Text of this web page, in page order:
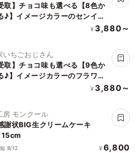
取】チョコ味も選べる【8色か
♪】イメージカラーのセンイル
¥ 3,880～
いちごおじさん
取】チョコ味も選べる【9色か
♪】イメージカラーのフラワー
¥ 3,880～
房 モンクール
謝状BIG生クリームケーキ
8/12 ¥ 6,800